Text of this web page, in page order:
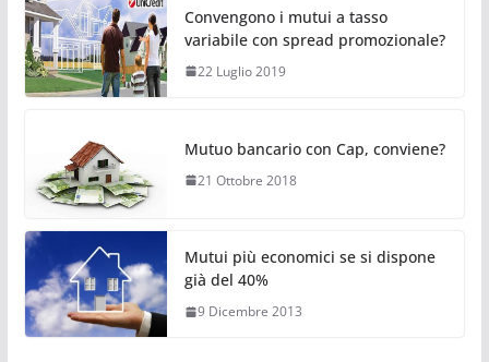
Convengono i mutui a tasso
variabile con spread promozionale?
22 Luglio 2019
Mutuo bancario con Cap, conviene?
21 Ottobre 2018
Mutui più economici se si dispone
già del 40%
9 Dicembre 2013